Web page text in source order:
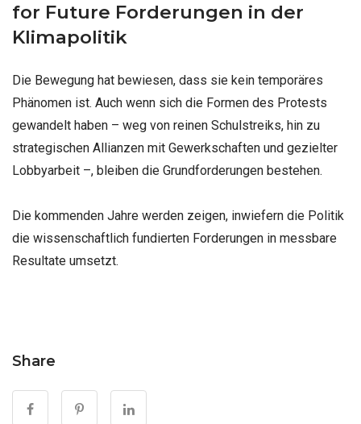
for Future Forderungen in der
Klimapolitik
Die Bewegung hat bewiesen, dass sie kein temporäres
Phänomen ist. Auch wenn sich die Formen des Protests
gewandelt haben – weg von reinen Schulstreiks, hin zu
strategischen Allianzen mit Gewerkschaften und gezielter
Lobbyarbeit –, bleiben die Grundforderungen bestehen.
Die kommenden Jahre werden zeigen, inwiefern die Politik
die wissenschaftlich fundierten Forderungen in messbare
Resultate umsetzt.
Share